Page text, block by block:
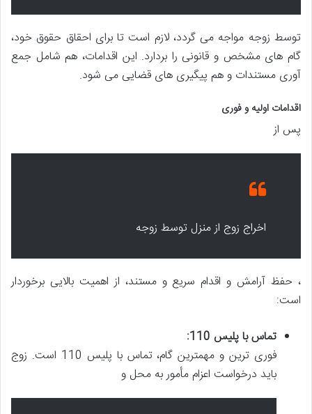
توسط زوجه مواجه می گردد، لازم است تا برای احقاق حقوق خود،
گام های مشخص و قانونی را بردارد. این اقدامات، هم شامل جمع
آوری مستندات و هم پیگیری های قضایی می شود.
اقدامات اولیه و فوری
پس از
اخراج زوج از منزل توسط زوجه
، حفظ آرامش و اقدام سریع و مستند، از اهمیت بالایی برخوردار
است:
تماس با پلیس 110:
فوری ترین و مهمترین گام، تماس با پلیس 110 است. زوج
باید درخواست اعزام مأمور به محل و